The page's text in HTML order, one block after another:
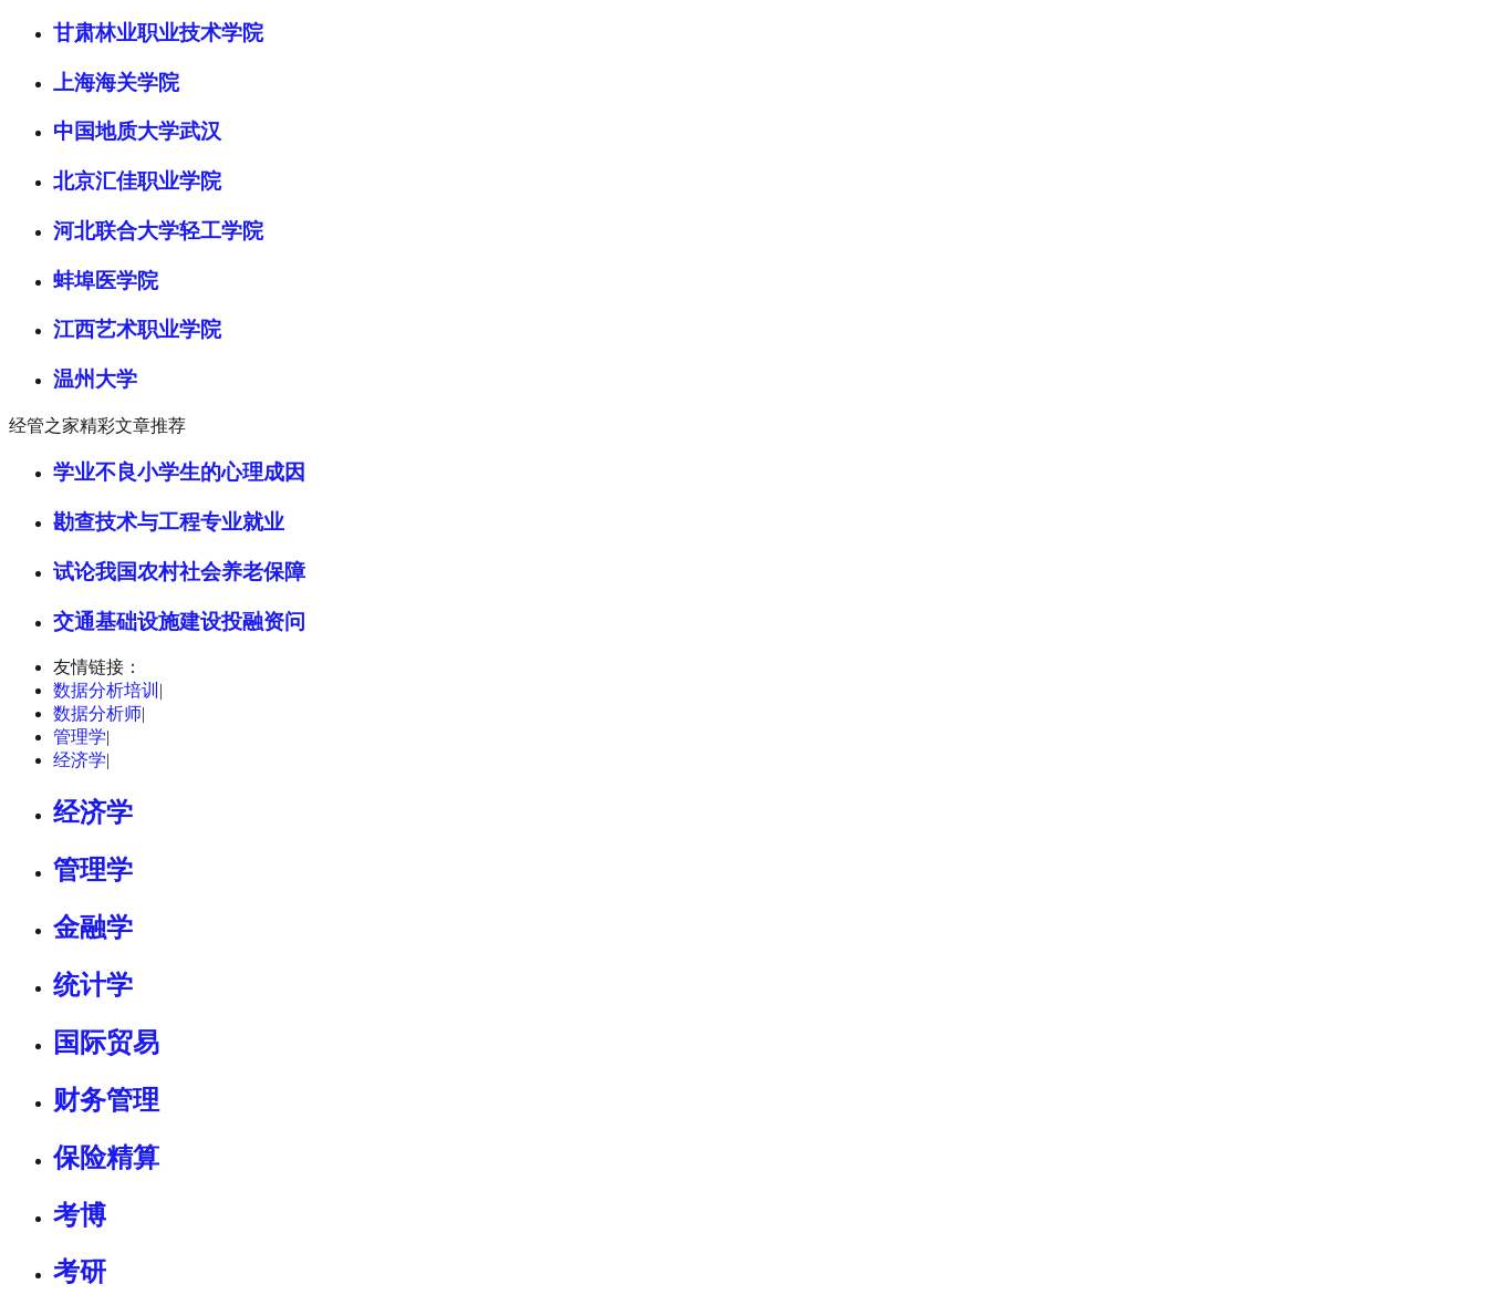
甘肃林业职业技术学院
上海海关学院
中国地质大学武汉
北京汇佳职业学院
河北联合大学轻工学院
蚌埠医学院
江西艺术职业学院
温州大学
经管之家精彩文章推荐
学业不良小学生的心理成因
勘查技术与工程专业就业
试论我国农村社会养老保障
交通基础设施建设投融资问
友情链接：
数据分析培训 |
数据分析师|
管理学|
经济学|
经济学
管理学
金融学
统计学
国际贸易
财务管理
保险精算
考博
考研